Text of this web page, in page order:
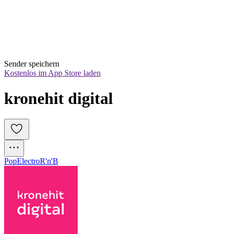
Sender speichern
Kostenlos im App Store laden
kronehit digital
PopElectroR'n'B